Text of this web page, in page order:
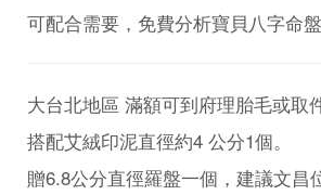
可配合需要，免費分析寶貝八字命
大台北地區 滿額可到府理胎毛或取
搭配艾絨印泥直徑約4 公分1個。
贈6.8公分直徑羅盤一個，建議文